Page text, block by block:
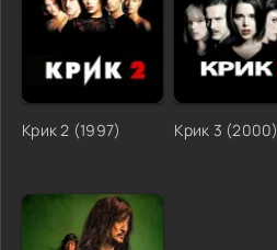
Крик 2 (1997) Крик 3 (2000)